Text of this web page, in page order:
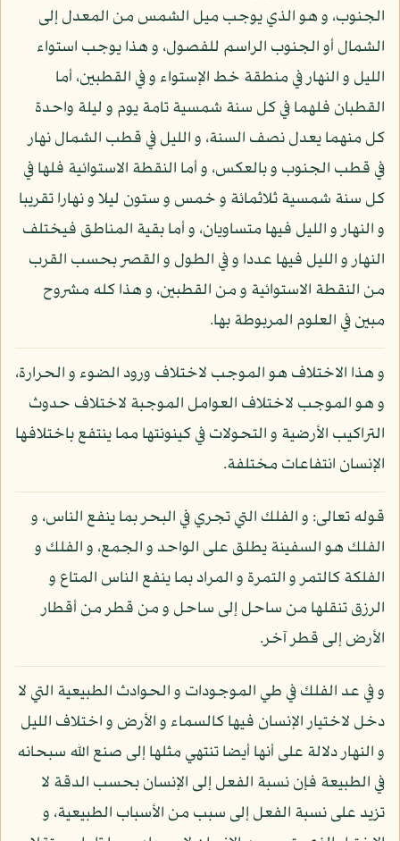
الجنوب، و هو الذي يوجب ميل الشمس من المعدل إلى
الشمال أو الجنوب الراسم للفصول، و هذا يوجب استواء
الليل و النهار في منطقة خط الإستواء و في القطبين، أما
القطبان فلهما في كل سنة شمسية تامة يوم و ليلة واحدة
كل منهما يعدل نصف السنة، و الليل في قطب الشمال نهار
في قطب الجنوب و بالعكس، و أما النقطة الاستوائية فلها في
كل سنة شمسية ثلاثمائة و خمس و ستون ليلا و نهارا تقريبا
و النهار و الليل فيها متساويان، و أما بقية المناطق فيختلف
النهار و الليل فيها عددا و في الطول و القصر بحسب القرب
من النقطة الاستوائية و من القطبين، و هذا كله مشروح
مبين في العلوم المربوطة بها.
و هذا الاختلاف هو الموجب لاختلاف ورود الضوء و الحرارة،
و هو الموجب لاختلاف العوامل الموجبة لاختلاف حدوث
التراكيب الأرضية و التحولات في كينونتها مما ينتفع باختلافها
الإنسان انتفاعات مختلفة.
قوله تعالى: و الفلك التي تجري في البحر بما ينفع الناس، و
الفلك هو السفينة يطلق على الواحد و الجمع، و الفلك و
الفلكة كالتمر و التمرة و المراد بما ينفع الناس المتاع و
الرزق تنقلها من ساحل إلى ساحل و من قطر من أقطار
الأرض إلى قطر آخر.
و في عد الفلك في طي الموجودات و الحوادث الطبيعية التي لا
دخل لاختيار الإنسان فيها كالسماء و الأرض و اختلاف الليل
و النهار دلالة على أنها أيضا تنتهي مثلها إلى صنع الله سبحانه
في الطبيعة فإن نسبة الفعل إلى الإنسان بحسب الدقة لا
تزيد على نسبة الفعل إلى سبب من الأسباب الطبيعية، و